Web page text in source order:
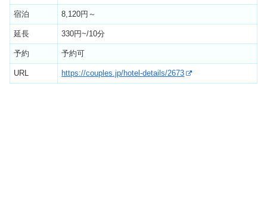
宿泊 8,120円～
延長 330円~/10分
予約 予約可
URL https://couples.jp/hotel-details/2673